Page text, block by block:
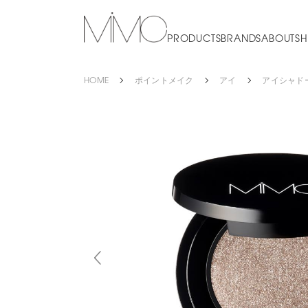
PRODUCTSBRANDSABOUT
HOME ポイントメイク アイ アイシャド